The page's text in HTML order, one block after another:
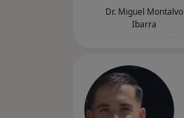
Dr. Miguel Montalvo
Ibarra